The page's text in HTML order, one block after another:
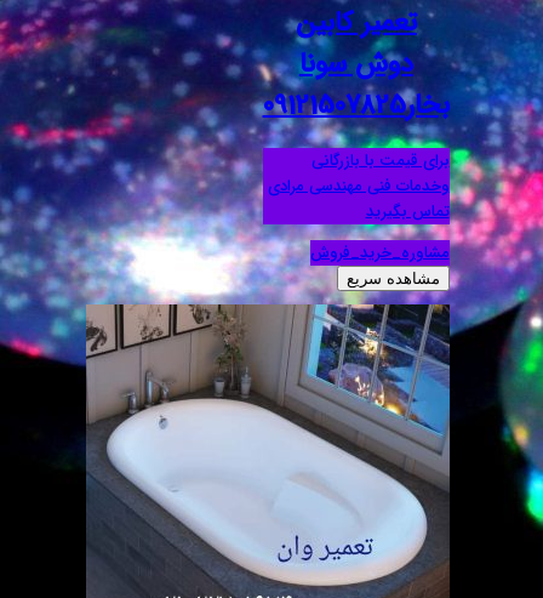
تعمیر کابین
دوش سونا
بخار09121507825
برای قیمت با بازرگانی
وخدمات فنی مهندسی مرادی
تماس بگیرید
مشاوره_خرید_فروش
مشاهده سریع